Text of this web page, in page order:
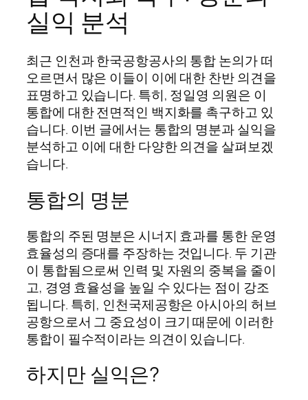
실익 분석
최근 인천과 한국공항공사의 통합 논의가 떠
오르면서 많은 이들이 이에 대한 찬반 의견을
표명하고 있습니다. 특히, 정일영 의원은 이
통합에 대한 전면적인 백지화를 촉구하고 있
습니다. 이번 글에서는 통합의 명분과 실익을
분석하고 이에 대한 다양한 의견을 살펴보겠
습니다.
통합의 명분
통합의 주된 명분은 시너지 효과를 통한 운영
효율성의 증대를 주장하는 것입니다. 두 기관
이 통합됨으로써 인력 및 자원의 중복을 줄이
고, 경영 효율성을 높일 수 있다는 점이 강조
됩니다. 특히, 인천국제공항은 아시아의 허브
공항으로서 그 중요성이 크기 때문에 이러한
통합이 필수적이라는 의견이 있습니다.
하지만 실익은?